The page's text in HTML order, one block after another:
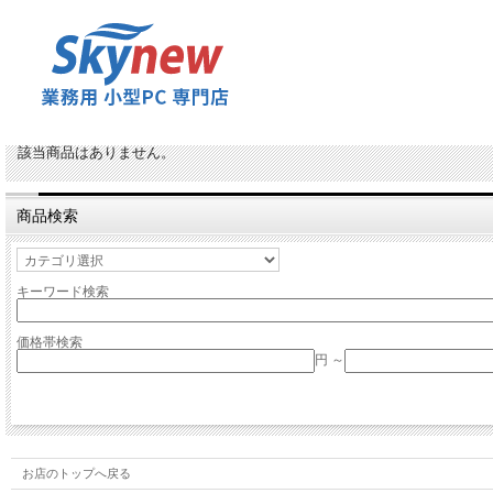
該当商品はありません。
商品検索
キーワード検索
価格帯検索
円 ～
お店のトップへ戻る